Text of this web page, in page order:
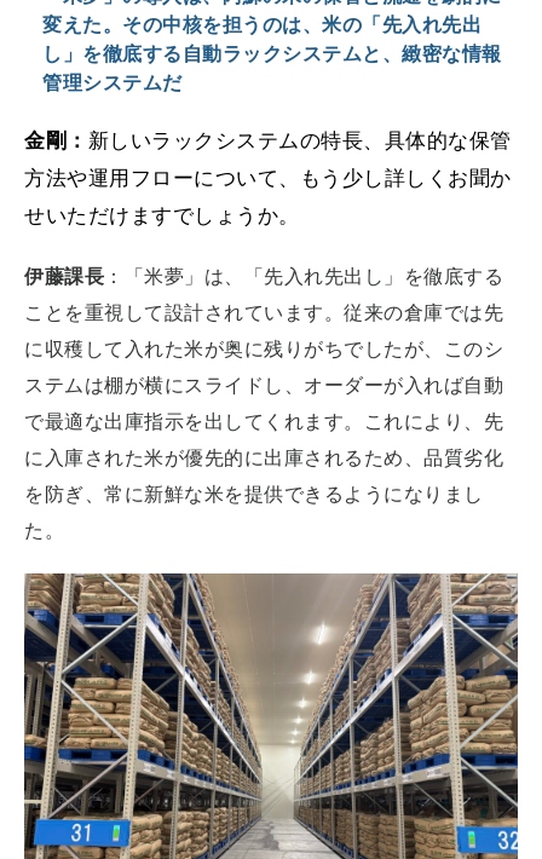
変えた。その中核を担うのは、米の「先入れ先出
し」を徹底する自動ラックシステムと、緻密な情報
管理システムだ
金剛： 新しいラックシステムの特長、具体的な保管
方法や運用フローについて、もう少し詳しくお聞か
せいただけますでしょうか。
伊藤課長 ：「米夢」は、「先入れ先出し」を徹底する
ことを重視して設計されています。従来の倉庫では先
に収穫して入れた米が奥に残りがちでしたが、このシ
ステムは棚が横にスライドし、オーダーが入れば自動
で最適な出庫指示を出してくれます。これにより、先
に入庫された米が優先的に出庫されるため、品質劣化
を防ぎ、常に新鮮な米を提供できるようになりまし
た。